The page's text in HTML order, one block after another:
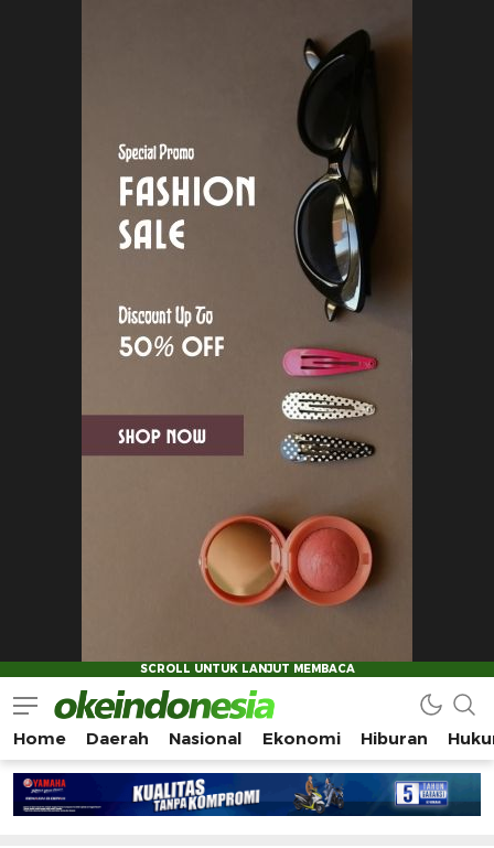
Okeindonesia.Online
Mengonlinekan Indonesia Secara Utuh
Home Daerah Nasional Ekonomi Hiburan